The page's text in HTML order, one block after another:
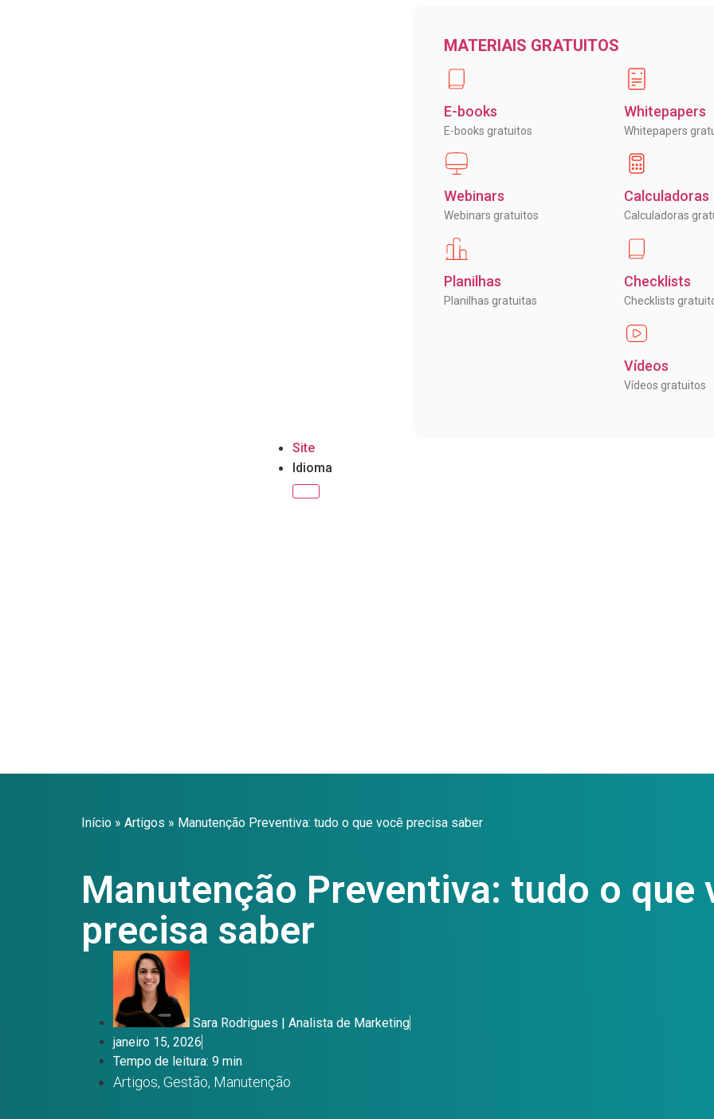
MATERIAIS GRATUITOS
E-books
E-books gratuitos
Webinars
Webinars gratuitos
Planilhas
Planilhas gratuitas
Whitepapers
Whitepapers
Calculadoras
Calculadoras
Checklists
Checklists
Vídeos
Vídeos gratuitos
Site
Idioma
Início » Artigos » Manutenção Preventiva: tudo o que você precisa saber
Manutenção Preventiva: tudo o que
precisa saber
Sara Rodrigues | Analista de Marketing
janeiro 15, 2026
Tempo de leitura: 9 min
Artigos, Gestão, Manutenção